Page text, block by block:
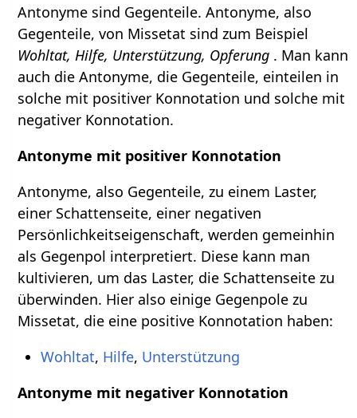
Antonyme sind Gegenteile. Antonyme, also
Gegenteile, von Missetat sind zum Beispiel
Wohltat, Hilfe, Unterstützung, Opferung . Man kann
auch die Antonyme, die Gegenteile, einteilen in
solche mit positiver Konnotation und solche mit
negativer Konnotation.
Antonyme mit positiver Konnotation
Antonyme, also Gegenteile, zu einem Laster,
einer Schattenseite, einer negativen
Persönlichkeitseigenschaft, werden gemeinhin
als Gegenpol interpretiert. Diese kann man
kultivieren, um das Laster, die Schattenseite zu
überwinden. Hier also einige Gegenpole zu
Missetat, die eine positive Konnotation haben:
Wohltat, Hilfe, Unterstützung
Antonyme mit negativer Konnotation